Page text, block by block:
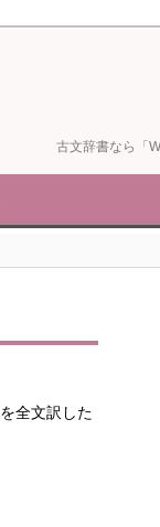
古文辞書なら「
全文訳した